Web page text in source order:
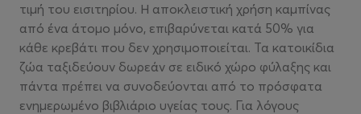
τιμή του εισιτηρίου. Η αποκλειστική χρήση καμπίνας
από ένα άτομο μόνο, επιβαρύνεται κατά 50% για
κάθε κρεβάτι που δεν χρησιμοποιείται. Τα κατοικίδια
ζώα ταξιδεύουν δωρεάν σε ειδικό χώρο φύλαξης και
πάντα πρέπει να συνοδεύονται από το πρόσφατα
ενημερωμένο βιβλιάριο υγείας τους. Για λόγους